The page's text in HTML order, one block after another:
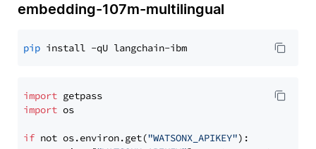
embedding-107m-multilingual
pip
import
import os
if not os.environ.get("WATSONX_APIKEY"):